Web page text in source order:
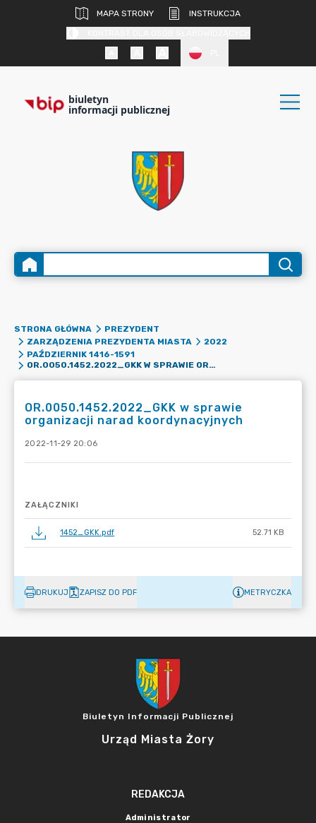
MAPA STRONY
INSTRUKCJA
biuletyn
informacji publicznej
STRONA GŁÓWNA
PREZYDENT
ZARZĄDZENIA PREZYDENTA MIASTA
2022
PAŹDZIERNIK 1416-1591
OR.0050.1452.2022_GKK W SPRAWIE ORGANIZACJI NARAD KOORDYNACYJNYCH
OR.0050.1452.2022_GKK w sprawie
organizacji narad koordynacyjnych
2022-11-29 20:06
ZAŁĄCZNIKI
1452_GKK.pdf 52.71 KB
DRUKUJ ZAPISZ DO PDF METRYCZKA
Biuletyn Informacji Publicznej
Urząd Miasta Żory
REDAKCJA
Administrator